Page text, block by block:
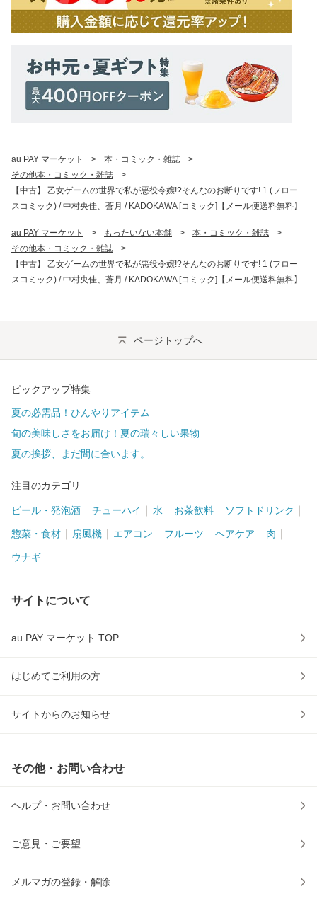
au PAY マーケット > 本・コミック・雑誌
>
その他本・コミック・雑誌
>
【中古】 乙女ゲームの世界で私が悪役令嬢!?そんなのお断りです! 1 (フロー
スコミック) / 中村央佳、蒼月 / KADOKAWA [コミック]【メール便送料無料】
au PAY マーケット > もったいない本舗 > 本・コミック・雑誌
>
その他本・コミック・雑誌
>
【中古】 乙女ゲームの世界で私が悪役令嬢!?そんなのお断りです! 1 (フロー
スコミック) / 中村央佳、蒼月 / KADOKAWA [コミック]【メール便送料無料】
ページトップへ
ピックアップ特集
夏の必需品！ひんやりアイテム
旬の美味しさをお届け！夏の瑞々しい果物
夏の挨拶、まだ間に合います。
注目のカテゴリ
ビール・発泡酒 チューハイ 水 お茶飲料 ソフトドリンク
惣菜・食材 扇風機 エアコン フルーツ ヘアケア 肉
ウナギ
サイトについて
au PAY マーケット TOP
はじめてご利用の方
サイトからのお知らせ
その他・お問い合わせ
ヘルプ・お問い合わせ
ご意見・ご要望
メルマガの登録・解除